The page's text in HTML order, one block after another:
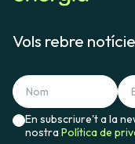
Vols rebre
En subscriure't a la
nostraPolítica de